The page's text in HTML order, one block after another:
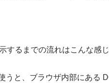
するまでの流れはこんな感
うと、ブラウザ内部にある